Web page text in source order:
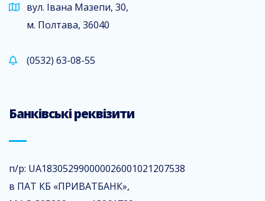
вул. Івана Мазепи, 30,
м. Полтава, 36040
(0532) 63-08-55
Банківські реквізити
п/р: UA183052990000026001021207538
в ПАТ КБ «ПРИВАТБАНК»,